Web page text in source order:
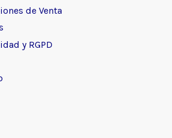
de Venta
y RGPD